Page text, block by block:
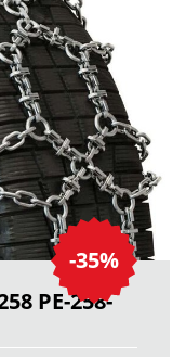
-35%
PE-258-